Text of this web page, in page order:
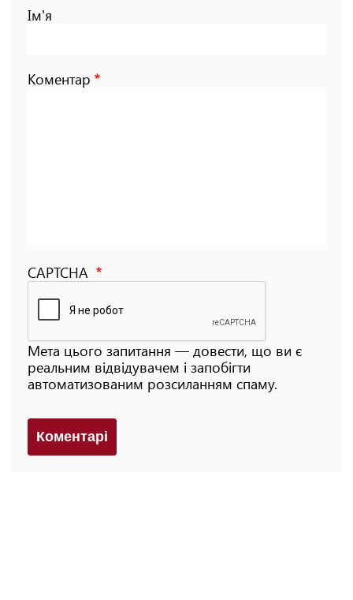
Ім'я
Коментар
CAPTCHA
Мета цього запитання — довести, що ви є
реальним відвідувачем і запобігти
автоматизованим розсиланням спаму.
Коментарi